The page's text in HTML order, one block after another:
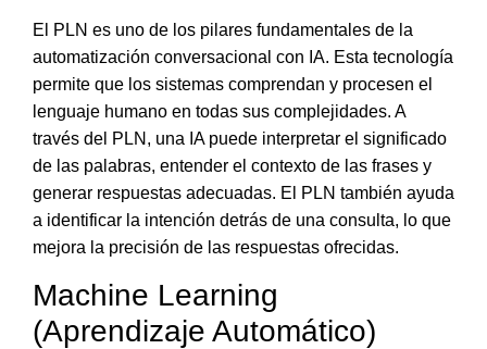
El PLN es uno de los pilares fundamentales de la
automatización conversacional con IA. Esta tecnología
permite que los sistemas comprendan y procesen el
lenguaje humano en todas sus complejidades. A
través del PLN, una IA puede interpretar el significado
de las palabras, entender el contexto de las frases y
generar respuestas adecuadas. El PLN también ayuda
a identificar la intención detrás de una consulta, lo que
mejora la precisión de las respuestas ofrecidas.
Machine Learning
(Aprendizaje Automático)